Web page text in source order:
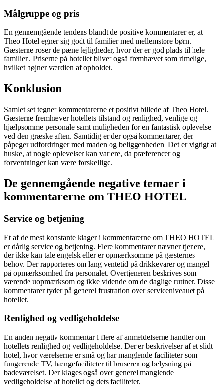
Målgruppe og pris
En gennemgående tendens blandt de positive kommentarer er, at
Theo Hotel egner sig godt til familier med mellemstore børn.
Gæsterne roser de pæne lejligheder, hvor der er god plads til hele
familien. Priserne på hotellet bliver også fremhævet som rimelige,
hvilket højner værdien af opholdet.
Konklusion
Samlet set tegner kommentarerne et positivt billede af Theo Hotel.
Gæsterne fremhæver hotellets tilstand og renlighed, venlige og
hjælpsomme personale samt muligheden for en fantastisk oplevelse
ved den græske aften. Samtidig er der også kommentarer, der
påpeger udfordringer med maden og beliggenheden. Det er vigtigt at
huske, at nogle oplevelser kan variere, da præferencer og
forventninger kan være forskellige.
De gennemgående negative temaer i
kommentarerne om THEO HOTEL
Service og betjening
Et af de mest konstante klager i kommentarerne om THEO HOTEL
er dårlig service og betjening. Flere kommentarer nævner tjenere,
der ikke kan tale engelsk eller er opmærksomme på gæsternes
behov. Der rapporteres om lang ventetid på drikkevarer og mangel
på opmærksomhed fra personalet. Overtjeneren beskrives som
værende uopmærksom og ikke vidende om de daglige rutiner. Disse
kommentarer tyder på generel frustration over serviceniveauet på
hotellet.
Renlighed og vedligeholdelse
En anden negativ kommentar i flere af anmeldelserne handler om
hotellets renlighed og vedligeholdelse. Der er beskrivelser af et slidt
hotel, hvor værelserne er små og har manglende faciliteter som
fungerende TV, hængefaciliteter til bruseren og belysning på
badeværelset. Der klages også over generel manglende
vedligeholdelse af hotellet og dets faciliteter.